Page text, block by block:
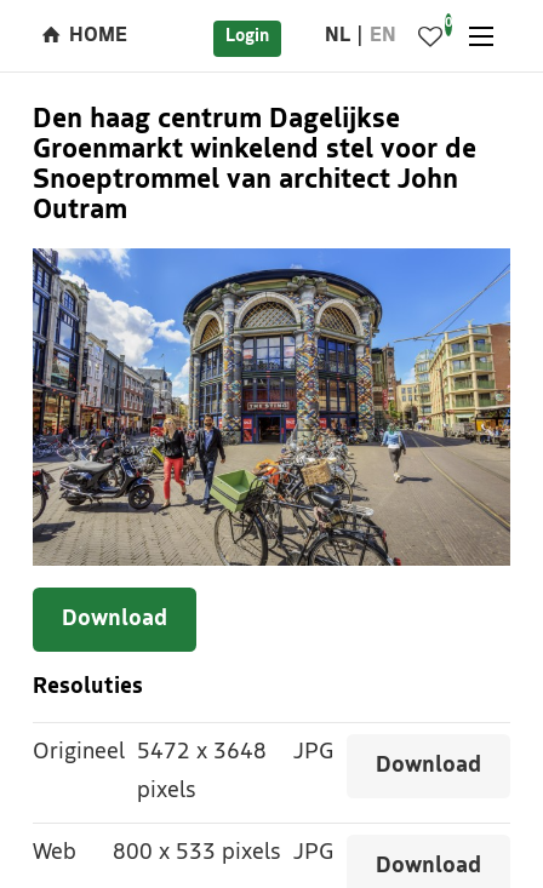
HOME Login NL EN
0
Den haag centrum Dagelijkse
Groenmarkt winkelend stel voor de
Snoeptrommel van architect John
Outram
Download
Resoluties
Origineel 5472 x 3648
pixels
JPG
Download
Web 800 x 533 pixels JPG
Download